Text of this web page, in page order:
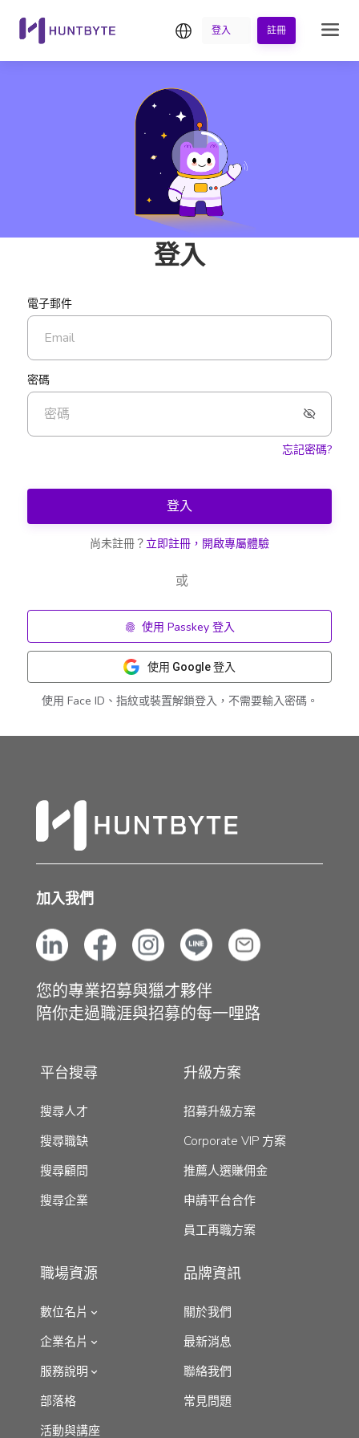
繁中登入 註冊
登入
電子郵件
密碼
忘記密碼?
登入
尚未註冊？立即註冊，開啟專屬體驗
或
使用 Passkey 登入
使用 Google 登入
使用 Face ID、指紋或裝置解鎖登入，不需要輸入密碼。
加入我們
您的專業招募與獵才夥伴
陪你走過職涯與招募的每一哩路
平台搜尋
搜尋人才
搜尋職缺
搜尋顧問
搜尋企業
升級方案
招募升級方案
Corporate VIP 方案
推薦人選賺佣金
申請平台合作
員工再職方案
職場資源
數位名片
企業名片
服務說明
部落格
活動與講座
品牌資訊
關於我們
最新消息
聯絡我們
常見問題